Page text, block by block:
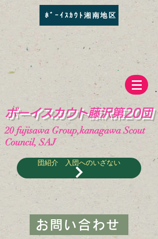
ﾎﾞｰｲｽｶｳﾄ湘南地区
​ボーイスカウト藤沢第20団
20fujisawa Group,kanagawa Scout
Council, SAJ
団紹介 入団へのいざない
お問い合わせ